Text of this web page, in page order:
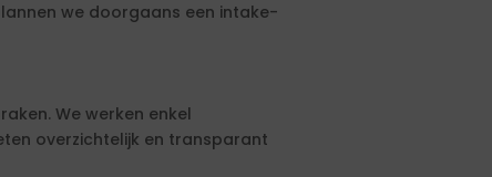
we doorgaans een intake-
We werken enkel
overzichtelijk en transparant